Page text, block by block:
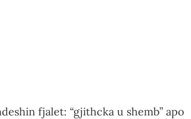
fjalet: “gjithcka u shemb” apo